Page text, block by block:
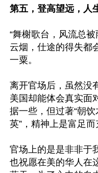
第五，登高望远，人
“舞榭歌台，风流总
云烟，仕途的得失都
一粟。
离开官场后，虽然没
美国却能体会真实面
据一些，但过著“朝
英”，精神上是富足而
官场上的是是非非于
也祝愿在美的华人在